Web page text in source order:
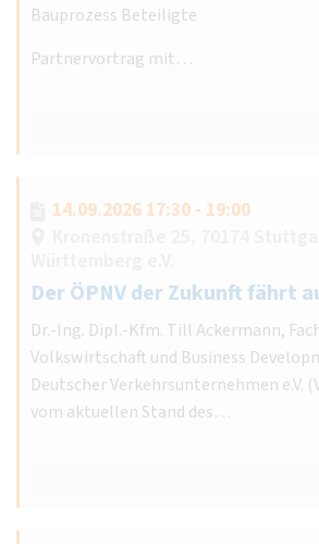
Bauprozess Beteiligte
Partnervortrag mit…
14.09.2026 17:30 - 19:00
Der ÖPNV der Zukunft fährt
Dr.-Ing. Dipl.-Kfm. Till Ackermann,
Volkswirtschaft und Business
Deutscher Verkehrsunternehmen e.V.
vom aktuellen Stand des…